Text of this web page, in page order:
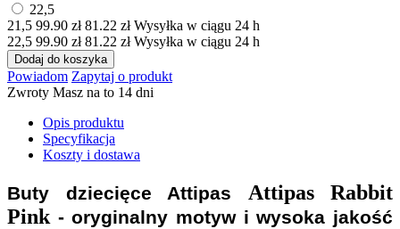
22,5
21,5 99.90 zł 81.22 zł Wysyłka w ciągu 24 h
22,5 99.90 zł 81.22 zł Wysyłka w ciągu 24 h
Dodaj do koszyka
Powiadom Zapytaj o produkt
Zwroty Masz na to 14 dni
Opis produktu
Specyfikacja
Koszty i dostawa
Buty dziecięce Attipas Attipas Rabbit
Pink - oryginalny motyw i wysoka jakość